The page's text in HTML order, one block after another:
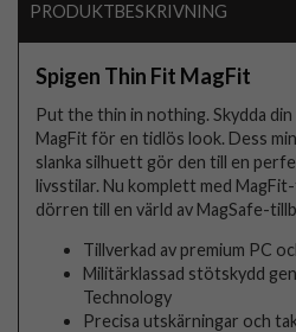
PRODUKTBESKRIVNING
Spigen Thin Fit MagFit
Put the thin in nothing. Skydda
MagFit för en tidlös look. Dess
slanka silhuett gör den till en
livsstilar. Nu komplett med
dörren till en värld av MagSafe-
Tillverkad av premium PC
Militärklassad stötskydd
Technology
Precisa utskärningar och